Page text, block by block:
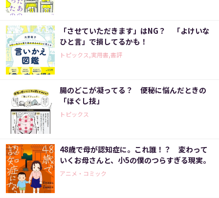
「させていただきます」はNG？ 「よけいな
ひと言」で損してるかも！
トピックス,実用書,書評
腸のどこが凝ってる？ 便秘に悩んだときの
「ほぐし技」
トピックス
48歳で母が認知症に。これ誰！？ 変わって
いくお母さんと、小5の僕のつらすぎる現実。
アニメ・コミック